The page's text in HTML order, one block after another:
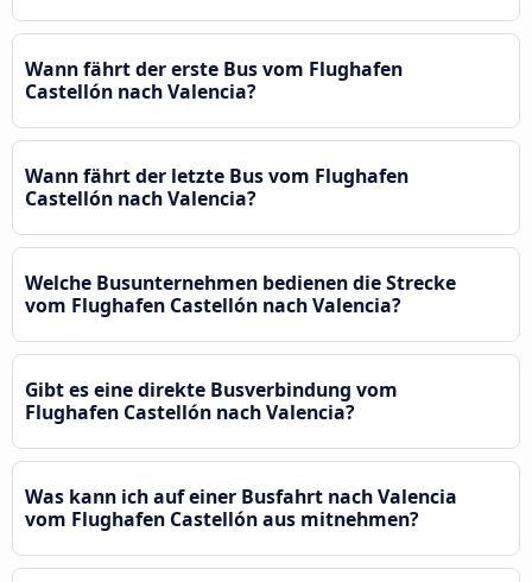
Wann fährt der erste Bus vom Flughafen
Castellón nach Valencia?
Wann fährt der letzte Bus vom Flughafen
Castellón nach Valencia?
Welche Busunternehmen bedienen die Strecke
vom Flughafen Castellón nach Valencia?
Gibt es eine direkte Busverbindung vom
Flughafen Castellón nach Valencia?
Was kann ich auf einer Busfahrt nach Valencia
vom Flughafen Castellón aus mitnehmen?